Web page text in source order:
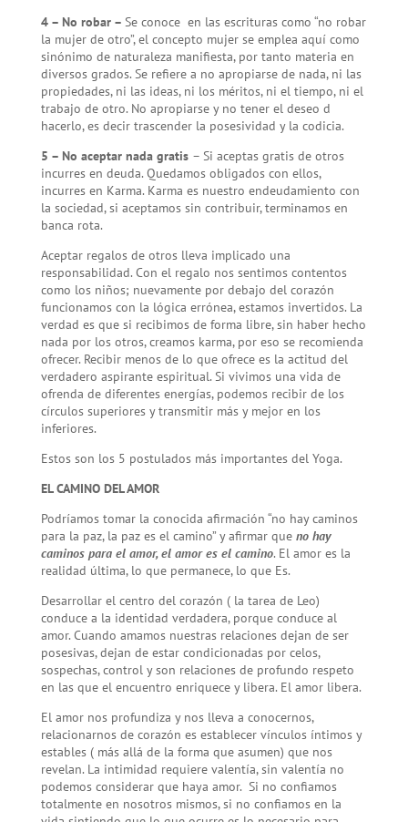
4 – No robar – Se conoce en las escrituras como “no robar
la mujer de otro”, el concepto mujer se emplea aquí como
sinónimo de naturaleza manifiesta, por tanto materia en
diversos grados. Se refiere a no apropiarse de nada, ni las
propiedades, ni las ideas, ni los méritos, ni el tiempo, ni el
trabajo de otro. No apropiarse y no tener el deseo d
hacerlo, es decir trascender la posesividad y la codicia.
5 – No aceptar nada gratis – Si aceptas gratis de otros
incurres en deuda. Quedamos obligados con ellos,
incurres en Karma. Karma es nuestro endeudamiento con
la sociedad, si aceptamos sin contribuir, terminamos en
banca rota.
Aceptar regalos de otros lleva implicado una
responsabilidad. Con el regalo nos sentimos contentos
como los niños; nuevamente por debajo del corazón
funcionamos con la lógica errónea, estamos invertidos. La
verdad es que si recibimos de forma libre, sin haber hecho
nada por los otros, creamos karma, por eso se recomienda
ofrecer. Recibir menos de lo que ofrece es la actitud del
verdadero aspirante espiritual. Si vivimos una vida de
ofrenda de diferentes energías, podemos recibir de los
círculos superiores y transmitir más y mejor en los
inferiores.
Estos son los 5 postulados más importantes del Yoga.
EL CAMINO DEL AMOR
Podríamos tomar la conocida afirmación “no hay caminos
para la paz, la paz es el camino” y afirmar que no hay
caminos para el amor, el amor es el camino. El amor es la
realidad última, lo que permanece, lo que Es.
Desarrollar el centro del corazón ( la tarea de Leo)
conduce a la identidad verdadera, porque conduce al
amor. Cuando amamos nuestras relaciones dejan de ser
posesivas, dejan de estar condicionadas por celos,
sospechas, control y son relaciones de profundo respeto
en las que el encuentro enriquece y libera. El amor libera.
El amor nos profundiza y nos lleva a conocernos,
relacionarnos de corazón es establecer vínculos íntimos y
estables ( más allá de la forma que asumen) que nos
revelan. La intimidad requiere valentía, sin valentía no
podemos considerar que haya amor. Si no confiamos
totalmente en nosotros mismos, si no confiamos en la